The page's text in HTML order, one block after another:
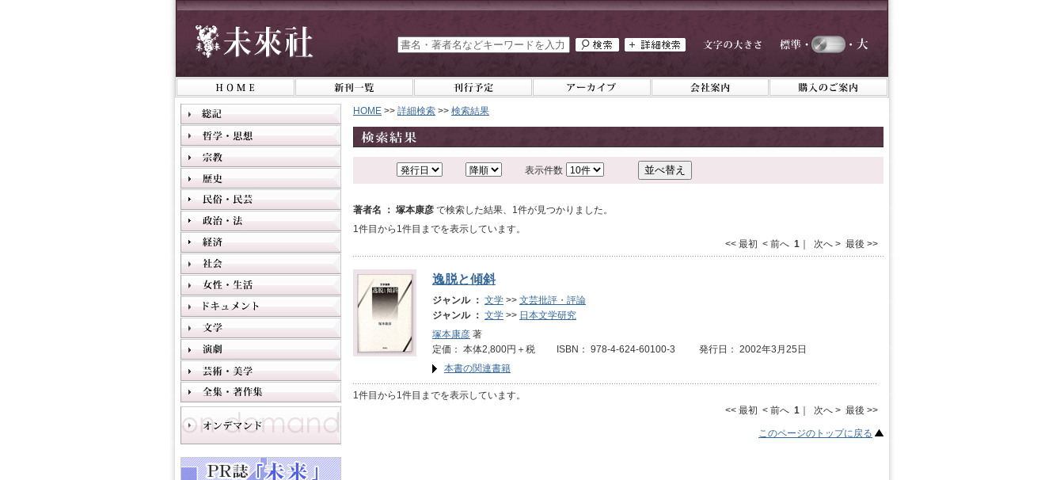
HOME >> 詳細検索 >> 検索結果
表示件数
著者名 ： 塚本康彦 で検索した結果、1件が見つかりました。
1件目から1件目までを表示しています。
<< 最初 < 前へ 1 ｜ 次へ > 最後 >>
逸脱と傾斜
ジャンル ： 文学 >> 文芸批評・評論
ジャンル ： 文学 >> 日本文学研究
塚本康彦 著
定価： 本体2,800円＋税 ISBN： 978-4-624-60100-3 発行日： 2002年3月25日
本書の関連書籍
1件目から1件目までを表示しています。
<< 最初 < 前へ 1 ｜ 次へ > 最後 >>
このページのトップに戻る